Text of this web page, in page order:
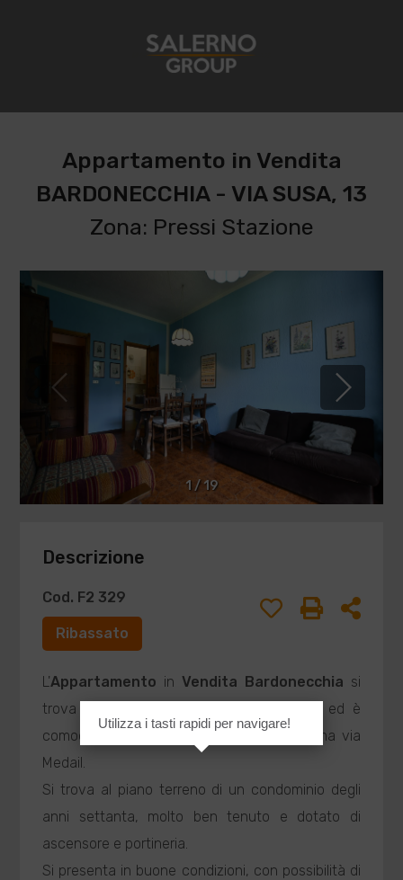
Appartamento in Vendita
BARDONECCHIA - VIA SUSA, 13
Zona: Pressi Stazione
1 /19
Descrizione
Cod. F2 329
Ribassato
L'Appartamento in Vendita Bardonecchia si
trova nei pressi della stazione ferroviaria ed è
comodo alla parte bassa della centralissima via
Medail.
Si trova al piano terreno di un condominio degli
anni settanta, molto ben tenuto e dotato di
ascensore e portineria.
Si presenta in buone condizioni, con possibilità di
Utilizza i tasti rapidi per navigare!